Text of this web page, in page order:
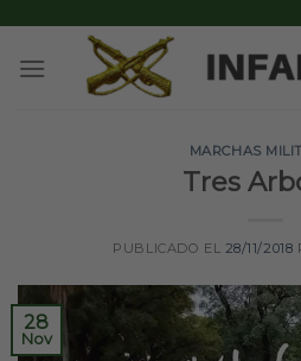
content
MARCHAS
Tres
PUBLICADO EL 28/11/2018
28
Nov